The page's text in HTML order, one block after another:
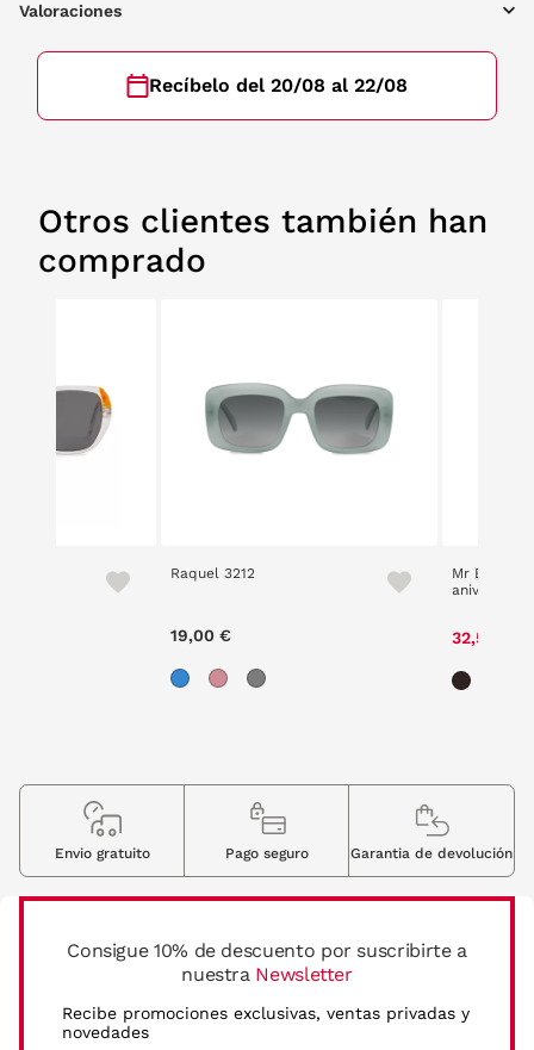
Valoraciones
Recíbelo del 20/08 al 22/08
Otros clientes también han
comprado
Raquel 3212
19,00 €
Mr Boho
aniversario
32,50 €
Consigue 10% de descuento por suscribirte a
nuestra Newsletter
Recibe promociones exclusivas, ventas privadas y
novedades
Envio gratuito Pago seguro Garantia de devolución